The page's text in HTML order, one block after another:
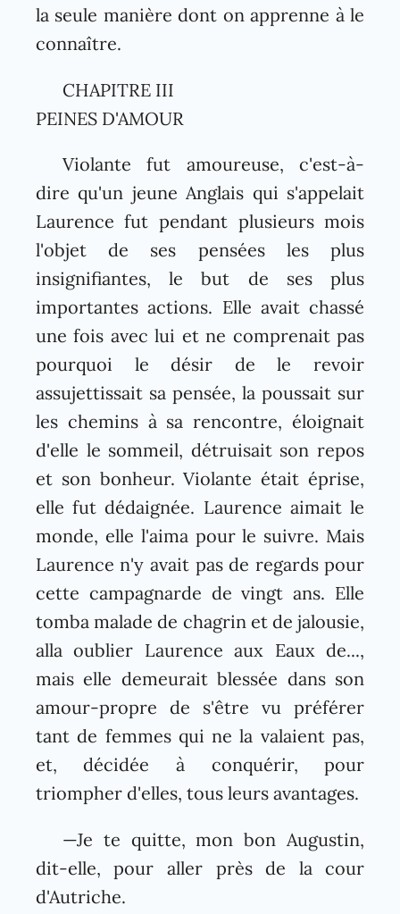
la seule manière dont on apprenne à le
connaître.
CHAPITRE III
PEINES D'AMOUR
Violante fut amoureuse, c'est-à-
dire qu'un jeune Anglais qui s'appelait
Laurence fut pendant plusieurs mois
l'objet de ses pensées les plus
insignifiantes, le but de ses plus
importantes actions. Elle avait chassé
une fois avec lui et ne comprenait pas
pourquoi le désir de le revoir
assujettissait sa pensée, la poussait sur
les chemins à sa rencontre, éloignait
d'elle le sommeil, détruisait son repos
et son bonheur. Violante était éprise,
elle fut dédaignée. Laurence aimait le
monde, elle l'aima pour le suivre. Mais
Laurence n'y avait pas de regards pour
cette campagnarde de vingt ans. Elle
tomba malade de chagrin et de jalousie,
alla oublier Laurence aux Eaux de...,
mais elle demeurait blessée dans son
amour-propre de s'être vu préférer
tant de femmes qui ne la valaient pas,
et, décidée à conquérir, pour
triompher d'elles, tous leurs avantages.
—Je te quitte, mon bon Augustin,
dit-elle, pour aller près de la cour
d'Autriche.